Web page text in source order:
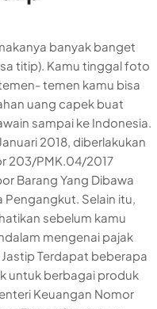
banyak banget
titip). Kamu tinggal foto
temen kamu bisa
uang capek buat
sampai ke Indonesia.
2018, diberlakukan
203/PMK.04/2017
Barang Yang Dibawa
Pengangkut. Selain itu,
sebelum kamu
mengenai pajak
Jastip Terdapat beberapa
untuk berbagai produk
Keuangan Nomor